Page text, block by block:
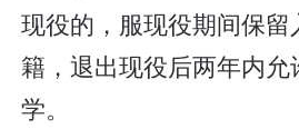
现役的，服现役期间保
籍，退出现役后两年内允
学。